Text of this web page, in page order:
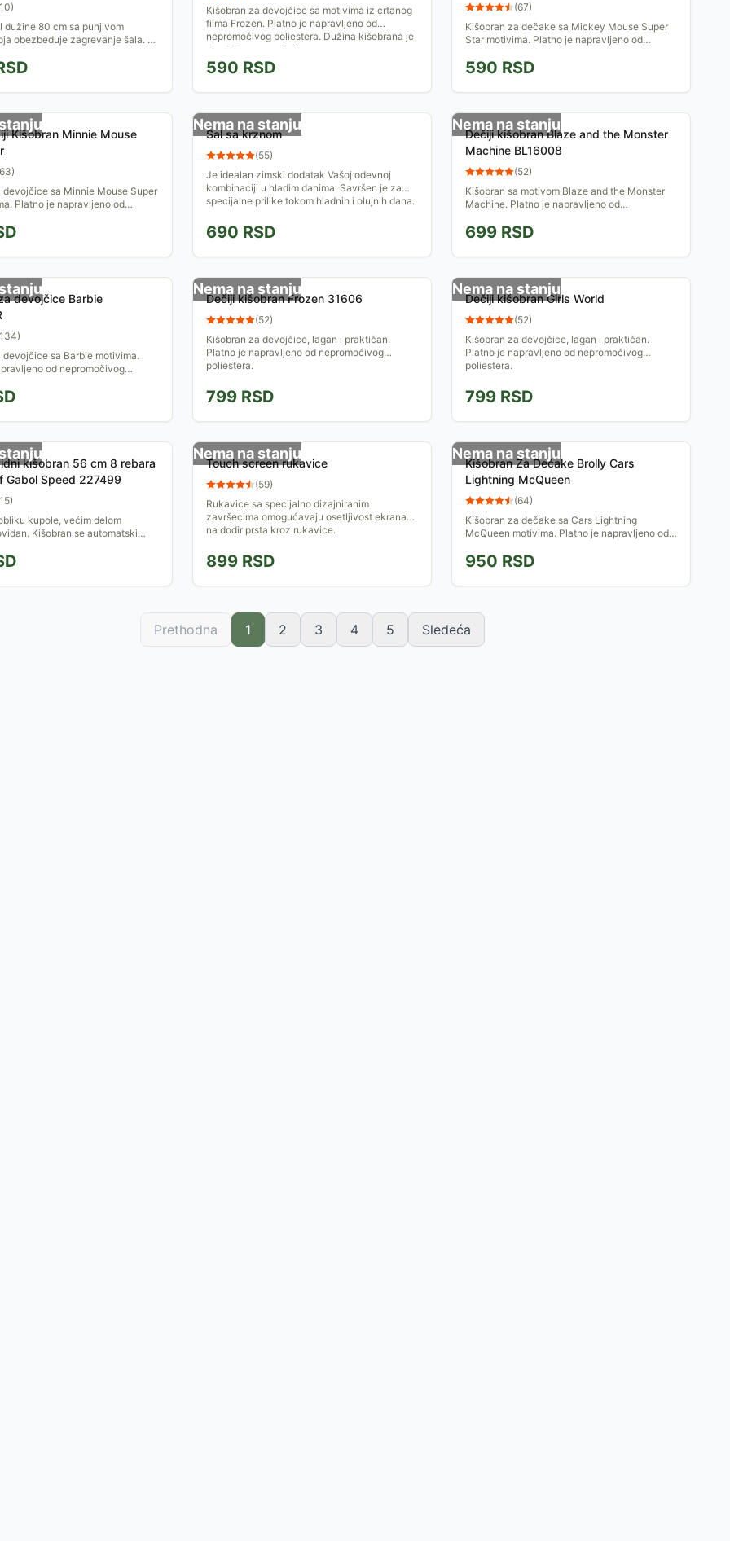
10)
dužine 80 cm sa punjivom
obezbeđuje zagrevanje šala. 3
Kišobran za devojčice sa motivima iz crtanog
filma Frozen. Platno je napravljeno od
nepromočivog poliestera. Dužina kišobrana je
oko 67 cm, a prečnik...
590 RSD
(67)
Kišobran za dečake sa Mickey Mouse Super
Star motivima. Platno je napravljeno od
oko 67 cm, a prečnik...
590 RSD
Kišobran Minnie Mouse
63)
devojčice sa Minnie Mouse Super
Platno je napravljeno od
prečnik...
Nema na stanju
Šal sa krznom
(55)
Je idealan zimski dodatak Vašoj odevnoj
kombinaciji u hladim danima. Savršen je za
specijalne prilike tokom hladnih i olujnih dana.
690 RSD
Nema na stanju
Dečiji kišobran Blaze and the Monster
Machine BL16008
(52)
Kišobran sa motivom Blaze and the Monster
Machine. Platno je napravljeno od
oko 70 cm.
699 RSD
devojčice Barbie
134)
devojčice sa Barbie motivima.
od nepromočivog
Nema na stanju
Dečiji kišobran Frozen 31606
(52)
Kišobran za devojčice, lagan i praktičan.
Platno je napravljeno od nepromočivog
poliestera.
799 RSD
Nema na stanju
Dečiji kišobran Girls World
(52)
Kišobran za devojčice, lagan i praktičan.
Platno je napravljeno od nepromočivog
poliestera.
799 RSD
kišobran 56 cm 8 rebara
Gabol Speed 227499
15)
kupole, većim delom
Kišobran se automatski
Dužina...
Nema na stanju
Touch screen rukavice
(59)
Rukavice sa specijalno dizajniranim
završecima omogućavaju osetljivost ekrana
na dodir prsta kroz rukavice.
899 RSD
Nema na stanju
Kišobran Za Dečake Brolly Cars
Lightning McQueen
(64)
Kišobran za dečake sa Cars Lightning
McQueen motivima. Platno je napravljeno od
oko 67 cm, a prečnik...
950 RSD
Prethodna 1 2 3 4 5 Sledeća